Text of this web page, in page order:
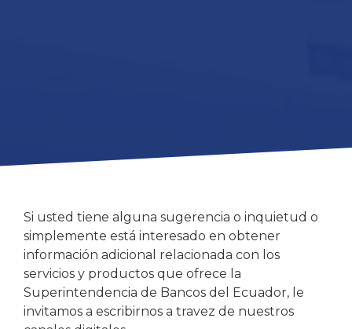
Si usted tiene alguna sugerencia o inquietud o
simplemente está interesado en obtener
información adicional relacionada con los
servicios y productos que ofrece la
Superintendencia de Bancos del Ecuador, le
invitamos a escribirnos a travez de nuestros